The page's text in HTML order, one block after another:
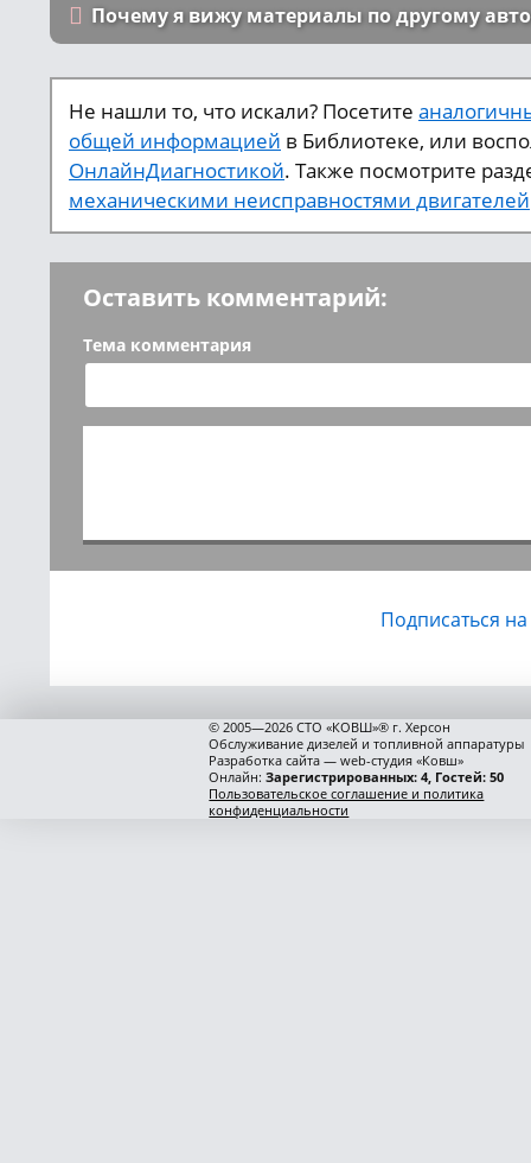
Почему я вижу материалы по другому
Не нашли то, что искали? Посетите
общей информацией в Библиотеке, или
ОнлайнДиагностикой. Также посмотрите
механическими неисправностями двигателей
Оставить комментарий:
Тема комментария
Подписаться
© 2005—2026 СТО «КОВШ»® г. Херсон
Обслуживание дизелей и топливной аппаратуры
Разработка сайта — web-студия «Ковш»
Онлайн:Зарегистрированных: 4, Гостей: 50
Пользовательское соглашение и политика
конфиденциальности